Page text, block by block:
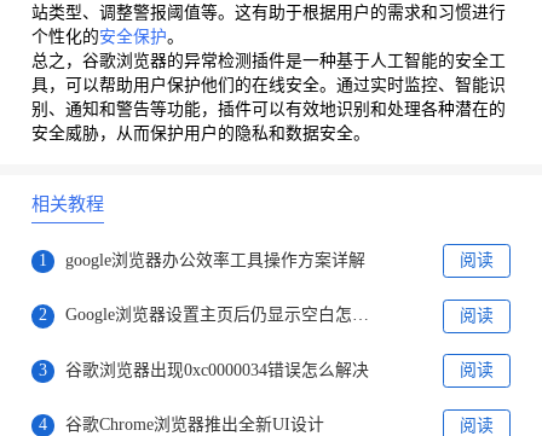
站类型、调整警报阈值等。这有助于根据用户的需求和习惯进行
个性化的安全保护。
总之，谷歌浏览器的异常检测插件是一种基于人工智能的安全工
具，可以帮助用户保护他们的在线安全。通过实时监控、智能识
别、通知和警告等功能，插件可以有效地识别和处理各种潜在的
安全威胁，从而保护用户的隐私和数据安全。
相关教程
1 google浏览器办公效率工具操作方案详解 阅读
2 Google浏览器设置主页后仍显示空白怎么处理 阅读
3 谷歌浏览器出现0xc0000034错误怎么解决 阅读
4 谷歌Chrome浏览器推出全新UI设计 阅读